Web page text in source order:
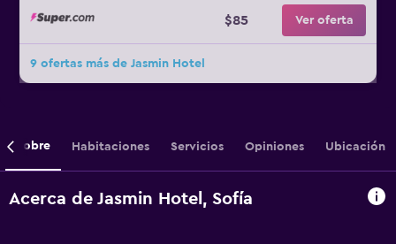
$85 Ver oferta
9 ofertas más de Jasmin Hotel
Sobre Habitaciones Servicios Opiniones Ubicación
Acerca de Jasmin Hotel, Sofía